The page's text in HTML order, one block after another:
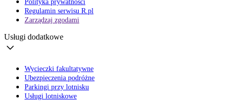
Polityka prywatności
Regulamin serwisu R.pl
Zarządzaj zgodami
Usługi dodatkowe
Wycieczki fakultatywne
Ubezpieczenia podróżne
Parkingi przy lotnisku
Usługi lotniskowe